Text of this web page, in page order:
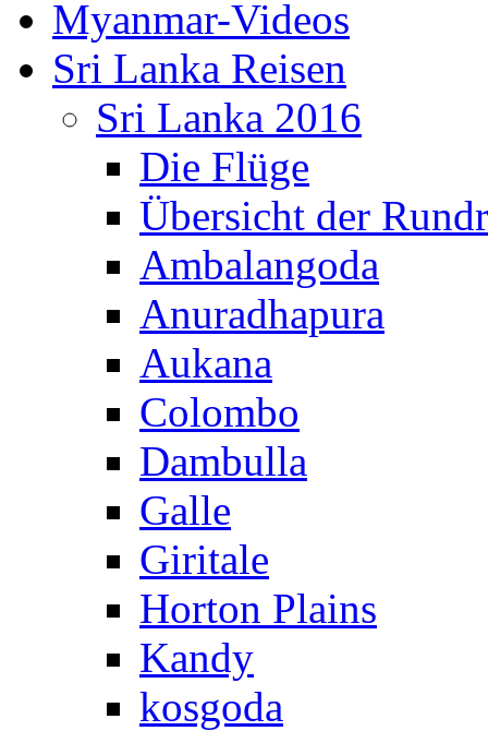
Myanmar-Videos
Sri Lanka Reisen
Sri Lanka 2016
Die Flüge
Übersicht der
Ambalangoda
Anuradhapura
Aukana
Colombo
Dambulla
Galle
Giritale
Horton Plains
Kandy
kosgoda